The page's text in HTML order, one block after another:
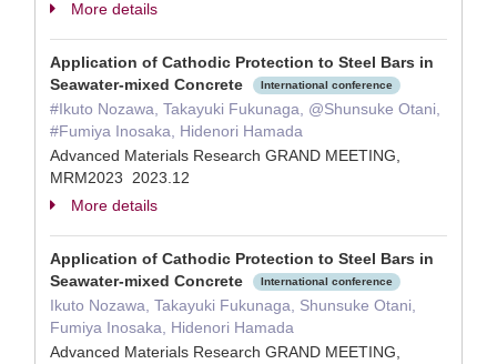
More details
Application of Cathodic Protection to Steel Bars in
Seawater-mixed Concrete
International conference
#Ikuto Nozawa, Takayuki Fukunaga, @Shunsuke Otani,
#Fumiya Inosaka, Hidenori Hamada
Advanced Materials Research GRAND MEETING,
MRM2023 2023.12
More details
Application of Cathodic Protection to Steel Bars in
Seawater-mixed Concrete
International conference
Ikuto Nozawa, Takayuki Fukunaga, Shunsuke Otani,
Fumiya Inosaka, Hidenori Hamada
Advanced Materials Research GRAND MEETING,